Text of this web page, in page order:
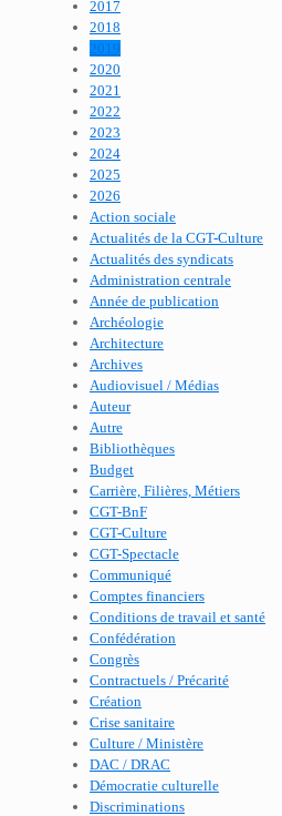
2017
2018
2019
2020
2021
2022
2023
2024
2025
2026
Action sociale
Actualités de la CGT-Culture
Actualités des syndicats
Administration centrale
Année de publication
Archéologie
Architecture
Archives
Audiovisuel / Médias
Auteur
Autre
Bibliothèques
Budget
Carrière, Filières, Métiers
CGT-BnF
CGT-Culture
CGT-Spectacle
Communiqué
Comptes financiers
Conditions de travail et santé
Confédération
Congrès
Contractuels / Précarité
Création
Crise sanitaire
Culture / Ministère
DAC / DRAC
Démocratie culturelle
Discriminations